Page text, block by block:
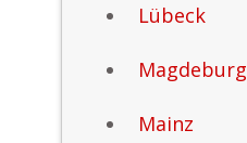
Lübeck
Magdeburg
Mainz